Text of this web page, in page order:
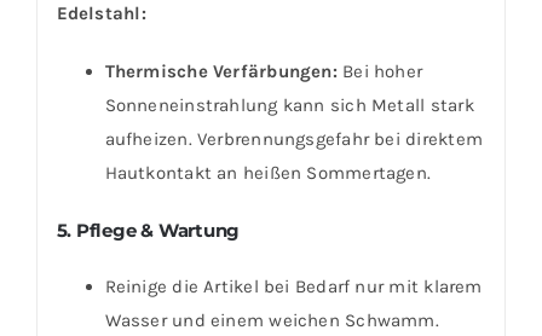
Edelstahl:
Thermische Verfärbungen: Bei hoher
Sonneneinstrahlung kann sich Metall stark
aufheizen. Verbrennungsgefahr bei direktem
Hautkontakt an heißen Sommertagen.
5. Pflege & Wartung
Reinige die Artikel bei Bedarf nur mit klarem
Wasser und einem weichen Schwamm.